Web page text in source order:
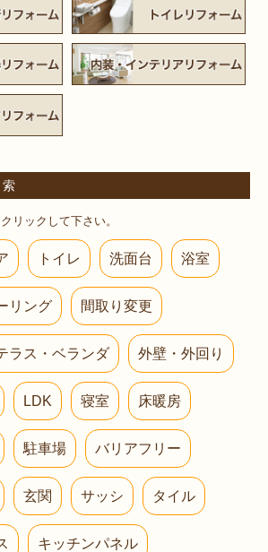
リックして下さい。
トイレ 洗面台 浴室
リング 間取り変更
ラス・ベランダ 外壁・外回り
LDK 寝室 床暖房
駐車場 バリアフリー
玄関 サッシ タイル
キッチンパネル